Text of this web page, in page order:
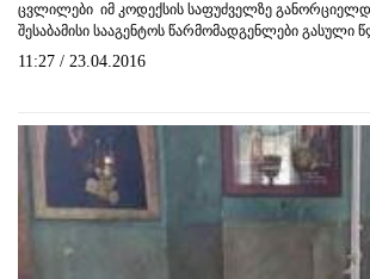
ცვლილები იმ კოდექსის საფუძველზე
შესაბამისი სააგენტოს წარმომადგენლები გასული
11:27 / 23.04.2016